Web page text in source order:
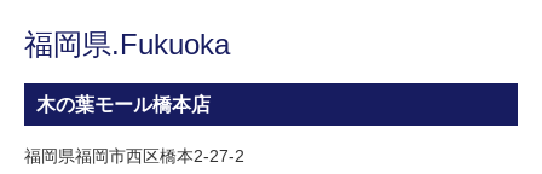
福岡県.Fukuoka
木の葉モール橋本店
福岡県福岡市西区橋本2-27-2